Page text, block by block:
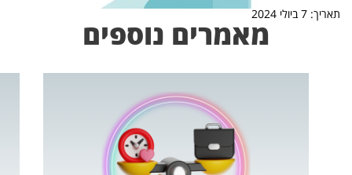
תאריך: 7 ביולי 2024
מאמרים נוספים